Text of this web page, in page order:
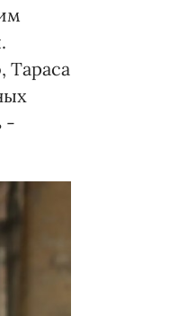
Тараса
-